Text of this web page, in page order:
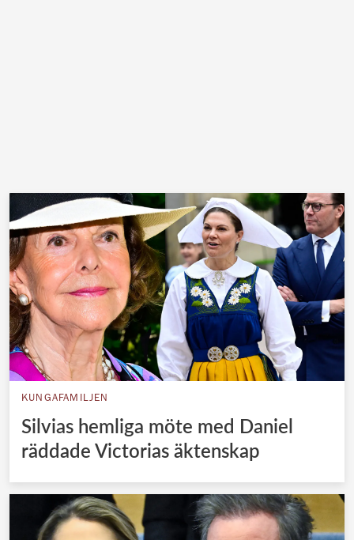
KUNGAFAMILJEN
Silvias hemliga möte med Daniel
räddade Victorias äktenskap